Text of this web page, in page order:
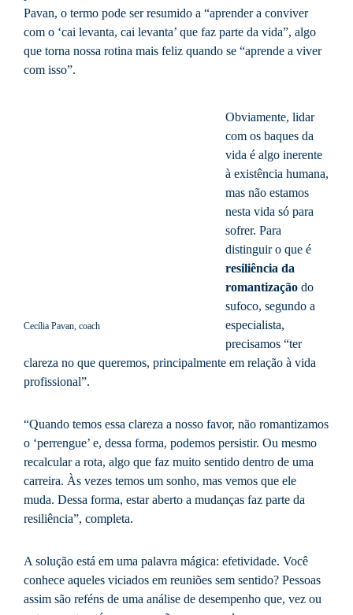
Pavan, o termo pode ser resumido a “aprender a conviver
com o ‘cai levanta, cai levanta’ que faz parte da vida”, algo
que torna nossa rotina mais feliz quando se “aprende a viver
com isso”.
Cecília Pavan, coach
Obviamente, lidar
com os baques da
vida é algo inerente
à existência humana,
mas não estamos
nesta vida só para
sofrer. Para
distinguir o que é
resiliência da
romantização do
sufoco, segundo a
especialista,
precisamos “ter
clareza no que queremos, principalmente em relação à vida
profissional”.
“Quando temos essa clareza a nosso favor, não romantizamos
o ‘perrengue’ e, dessa forma, podemos persistir. Ou mesmo
recalcular a rota, algo que faz muito sentido dentro de uma
carreira. Às vezes temos um sonho, mas vemos que ele
muda. Dessa forma, estar aberto a mudanças faz parte da
resiliência”, completa.
A solução está em uma palavra mágica: efetividade. Você
conhece aqueles viciados em reuniões sem sentido? Pessoas
assim são reféns de uma análise de desempenho que, vez ou